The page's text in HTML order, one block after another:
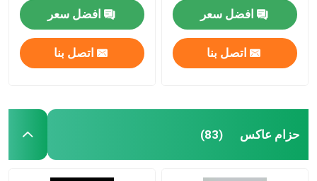
افضل سعر
اتصل بنا
افضل سعر
اتصل بنا
حزام عاكس (83)